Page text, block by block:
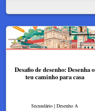
Desafio de desenho: Desenha o
teu caminho para casa
Secundário | Desenho A